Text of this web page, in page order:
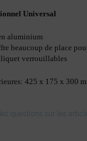
Universal
aluminium
beaucoup de place
verrouillables
425 x 175 x 300
questions sur les